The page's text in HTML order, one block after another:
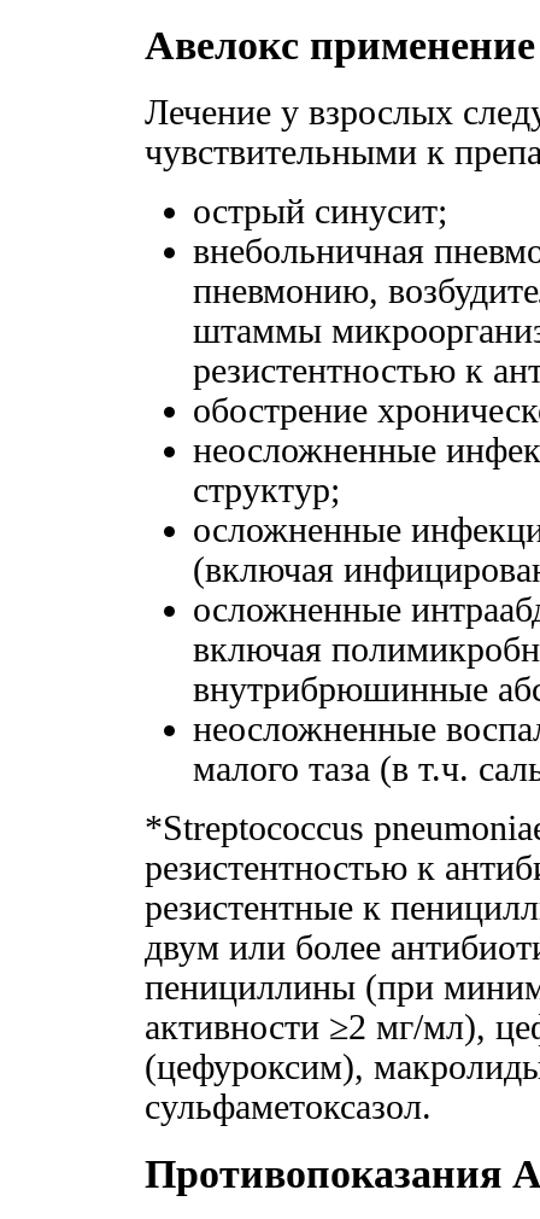
Авелокс применение
Лечение у взрослых
чувствительными к
острый синусит;
внебольничная
пневмонию,
штаммы
резистентностью к
обострение
неосложненные
структур;
осложненные
(включая
осложненные
включая
внутрибрюшинные
неосложненные
малого таза (в т.ч.
*Streptococcus
резистентностью к
резистентные к
двум или более
пенициллины (при
активности ≥2 мг/мл),
(цефуроксим),
сульфаметоксазол.
Противопоказания